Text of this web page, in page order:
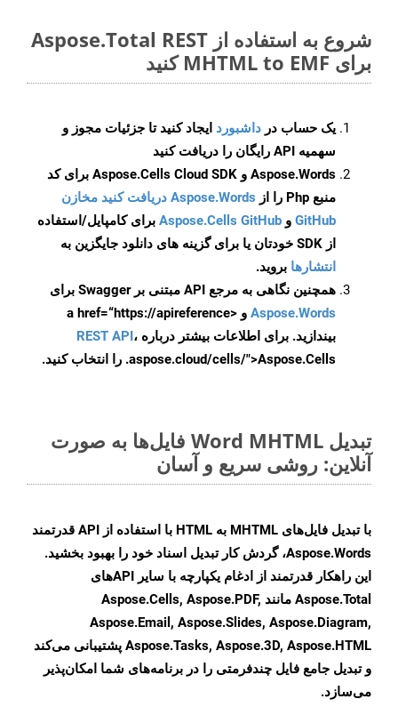
شروع به استفاده از Aspose.Total REST
برای MHTML to EMF کنید
یک حساب در داشبورد ایجاد کنید تا جزئیات مجوز و
سهمیه API رایگان را دریافت کنید
Aspose.Words و Aspose.Cells Cloud SDK برای کد
منبع Php را از
Aspose.Words دریافت کنید مخازن
GitHub و Aspose.Cells GitHub برای کامپایل/استفاده
از SDK خودتان یا برای گزینه های دانلود جایگزین به
انتشارها بروید.
همچنین نگاهی به مرجع API مبتنی بر Swagger برای
Aspose.Words
و <a href=“https://apireference
بیندازید. برای اطلاعات بیشتر درباره REST API،
.aspose.cloud/cells/">Aspose.Cells را انتخاب کنید.
تبدیل Word MHTML فایل‌ها به صورت
آنلاین: روشی سریع و آسان
با تبدیل فایل‌های MHTML به HTML با استفاده از API قدرتمند
Aspose.Words، گردش کار تبدیل اسناد خود را بهبود بخشید.
این راهکار قدرتمند از ادغام یکپارچه با سایر APIهای
Aspose.Total مانند Aspose.Cells, Aspose.PDF,
Aspose.Email, Aspose.Slides, Aspose.Diagram,
Aspose.Tasks, Aspose.3D, Aspose.HTML پشتیبانی می‌کند
و تبدیل جامع فایل چندفرمتی را در برنامه‌های شما امکان‌پذیر
می‌سازد.